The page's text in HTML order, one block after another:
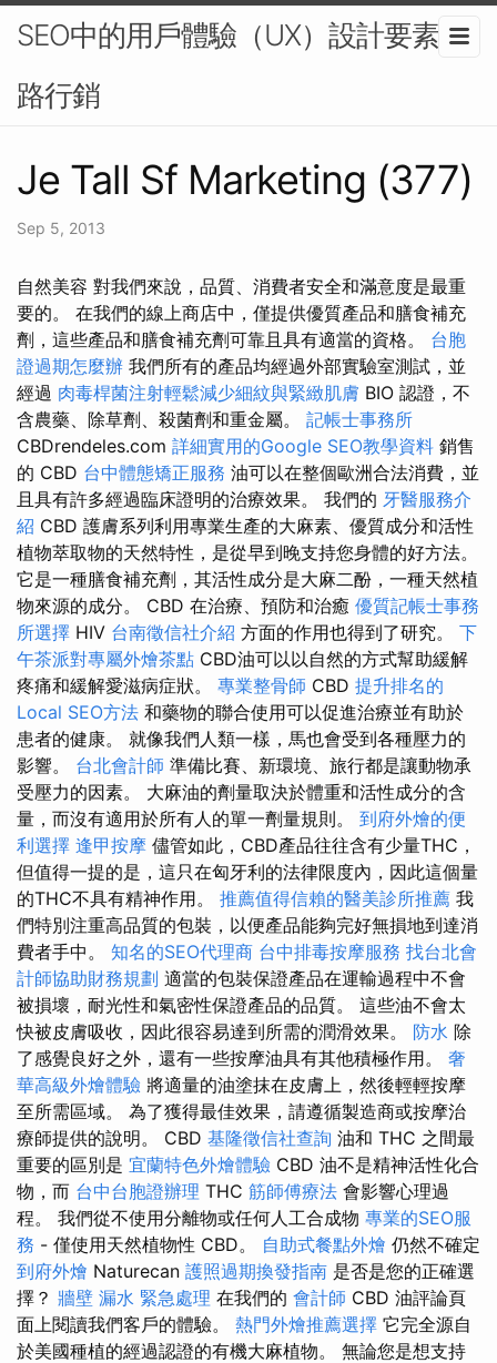
SEO中的用戶體驗（UX）設計要素-網
路行銷
Je Tall Sf Marketing (377)
Sep 5, 2013
自然美容 對我們來說，品質、消費者安全和滿意度是最重
要的。 在我們的線上商店中，僅提供優質產品和膳食補充
劑，這些產品和膳食補充劑可靠且具有適當的資格。 台胞
證過期怎麼辦 我們所有的產品均經過外部實驗室測試，並
經過 肉毒桿菌注射輕鬆減少細紋與緊緻肌膚 BIO 認證，不
含農藥、除草劑、殺菌劑和重金屬。 記帳士事務所
CBDrendeles.com 詳細實用的Google SEO教學資料 銷售
的 CBD 台中體態矯正服務 油可以在整個歐洲合法消費，並
且具有許多經過臨床證明的治療效果。 我們的 牙醫服務介
紹 CBD 護膚系列利用專業生產的大麻素、優質成分和活性
植物萃取物的天然特性，是從早到晚支持您身體的好方法。
它是一種膳食補充劑，其活性成分是大麻二酚，一種天然植
物來源的成分。 CBD 在治療、預防和治癒 優質記帳士事務
所選擇 HIV 台南徵信社介紹 方面的作用也得到了研究。 下
午茶派對專屬外燴茶點 CBD油可以以自然的方式幫助緩解
疼痛和緩解愛滋病症狀。 專業整骨師 CBD 提升排名的
Local SEO方法 和藥物的聯合使用可以促進治療並有助於
患者的健康。 就像我們人類一樣，馬也會受到各種壓力的
影響。 台北會計師 準備比賽、新環境、旅行都是讓動物承
受壓力的因素。 大麻油的劑量取決於體重和活性成分的含
量，而沒有適用於所有人的單一劑量規則。 到府外燴的便
利選擇 逢甲按摩 儘管如此，CBD產品往往含有少量THC，
但值得一提的是，這只在匈牙利的法律限度內，因此這個量
的THC不具有精神作用。 推薦值得信賴的醫美診所推薦 我
們特別注重高品質的包裝，以便產品能夠完好無損地到達消
費者手中。 知名的SEO代理商 台中排毒按摩服務 找台北會
計師協助財務規劃 適當的包裝保證產品在運輸過程中不會
被損壞，耐光性和氣密性保證產品的品質。 這些油不會太
快被皮膚吸收，因此很容易達到所需的潤滑效果。 防水 除
了感覺良好之外，還有一些按摩油具有其他積極作用。 奢
華高級外燴體驗 將適量的油塗抹在皮膚上，然後輕輕按摩
至所需區域。 為了獲得最佳效果，請遵循製造商或按摩治
療師提供的說明。 CBD 基隆徵信社查詢 油和 THC 之間最
重要的區別是 宜蘭特色外燴體驗 CBD 油不是精神活性化合
物，而 台中台胞證辦理 THC 筋師傅療法 會影響心理過
程。 我們從不使用分離物或任何人工合成物 專業的SEO服
務 - 僅使用天然植物性 CBD。 自助式餐點外燴 仍然不確定
到府外燴 Naturecan 護照過期換發指南 是否是您的正確選
擇？ 牆壁 漏水 緊急處理 在我們的 會計師 CBD 油評論頁
面上閱讀我們客戶的體驗。 熱門外燴推薦選擇 它完全源自
於美國種植的經過認證的有機大麻植物。 無論您是想支持